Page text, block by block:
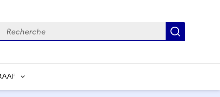
Recherche